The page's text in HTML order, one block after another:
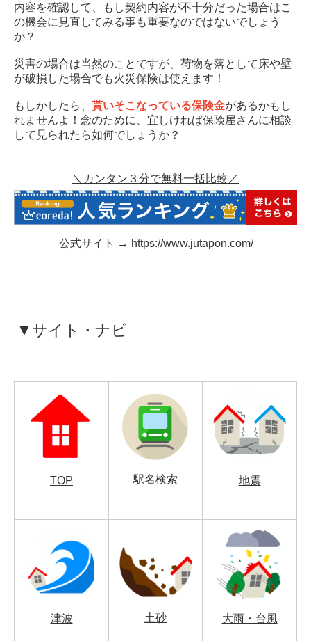
内容を確認して、もし契約内容が不十分だった場合はこ
の機会に見直してみる事も重要なのではないでしょう
か？
災害の場合は当然のことですが、荷物を落として床や壁
が破損した場合でも火災保険は使えます！
もしかしたら、 貰いそこなっている保険金があるかもし
れませんよ！念のために、宜しければ保険屋さんに相談
して見られたら如何でしょうか？
＼カンタン３分で無料一括比較／
公式サイト → https://www.jutapon.com/
▼サイト・ナビ
TOP 駅名検索 地震
津波 土砂 大雨・台風